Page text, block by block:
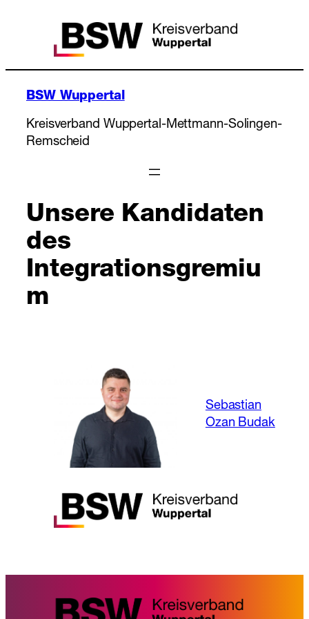
BSW Wuppertal
Kreisverband Wuppertal-Mettmann-Solingen-
Remscheid
Unsere Kandidaten
des
Integrationsgremiu
m
Sebastian
Ozan Budak